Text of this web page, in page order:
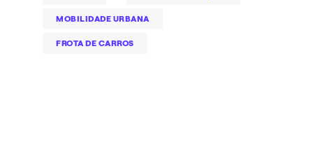
MOBILIDADE URBANA
FROTA DE CARROS